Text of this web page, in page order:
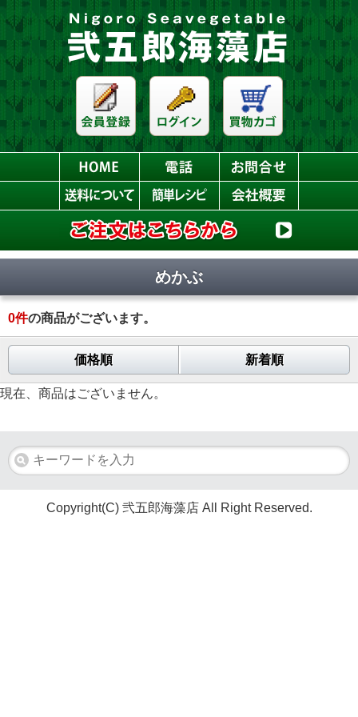
めかぶ
0件の商品がございます。
価格順 新着順
現在、商品はございません。
Copyright(C) 弐五郎海藻店 All Right Reserved.